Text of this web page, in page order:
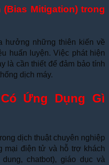
Mitigation) trong
hưởng những thiên kiến về
huấn luyện. Việc phát hiện
là cần thiết để đảm bảo tính
dịch máy.
Ứng Dụng Gì
dịch thuật chuyên nghiệp
mại điện tử và hỗ trợ khách
chatbot), giáo dục và